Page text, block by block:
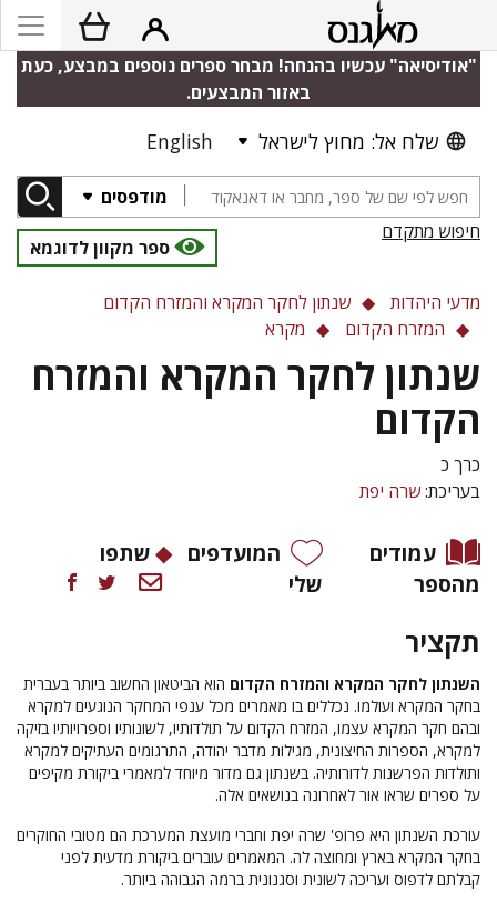
"אודיסיאה" עכשיו בהנחה! מבחר ספרים נוספים במבצע, כעת
באזור המבצעים.
שלח אל: מחוץ לישראל English
מודפסים
חיפוש מתקדם
ספר מקוון לדוגמא
מדעי היהדות
שנתון לחקר המקרא והמזרח הקדום
המזרח הקדום
מקרא
שנתון לחקר המקרא והמזרח
הקדום
כרך כ
בעריכת:שרה יפת
עמודים
מהספר
המועדפים
שלי
שתפו
תקציר
השנתון לחקר המקרא והמזרח הקדום הוא הביטאון החשוב ביותר בעברית
בחקר המקרא ועולמו. נכללים בו מאמרים מכל ענפי המחקר הנוגעים למקרא
ובהם חקר המקרא עצמו, המזרח הקדום על תולדותיו, לשונותיו וספרויותיו בזיקה
למקרא, הספרות החיצונית, מגילות מדבר יהודה, התרגומים העתיקים למקרא
ותולדות הפרשנות לדורותיה. בשנתון גם מדור מיוחד למאמרי ביקורת מקיפים
על ספרים שראו אור לאחרונה בנושאים אלה.
עורכת השנתון היא פרופ' שרה יפת וחברי מועצת המערכת הם מטובי החוקרים
בחקר המקרא בארץ ומחוצה לה. המאמרים עוברים ביקורת מדעית לפני
קבלתם לדפוס ועריכה לשונית וסגנונית ברמה הגבוהה ביותר.